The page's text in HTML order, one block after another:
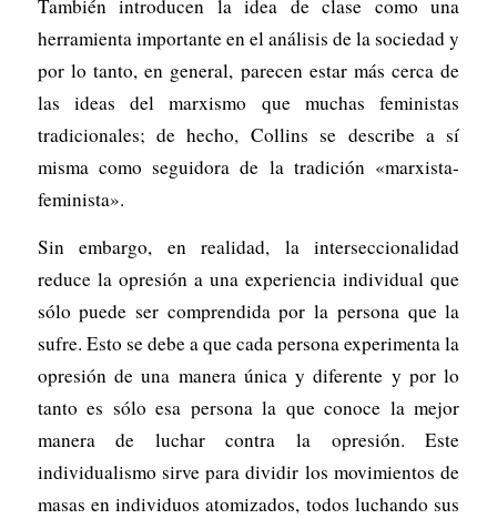
También introducen la idea de clase como una
herramienta importante en el análisis de la sociedad y
por lo tanto, en general, parecen estar más cerca de
las ideas del marxismo que muchas feministas
tradicionales; de hecho, Collins se describe a sí
misma como seguidora de la tradición «marxista-
feminista».
Sin embargo, en realidad, la interseccionalidad
reduce la opresión a una experiencia individual que
sólo puede ser comprendida por la persona que la
sufre. Esto se debe a que cada persona experimenta la
opresión de una manera única y diferente y por lo
tanto es sólo esa persona la que conoce la mejor
manera de luchar contra la opresión. Este
individualismo sirve para dividir los movimientos de
masas en individuos atomizados, todos luchando sus